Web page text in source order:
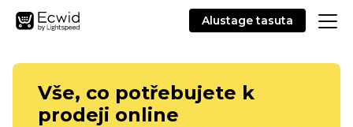
Alustage tasuta
Vše, co potřebujete k
prodeji online